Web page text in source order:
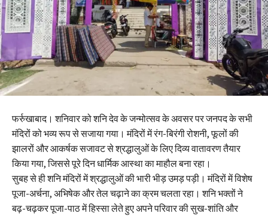
फर्रुखाबाद। शनिवार को शनि देव के जन्मोत्सव के अवसर पर जनपद के सभी
मंदिरों को भव्य रूप से सजाया गया। मंदिरों में रंग-बिरंगी रोशनी, फूलों की
झालरों और आकर्षक सजावट से श्रद्धालुओं के लिए दिव्य वातावरण तैयार
किया गया, जिससे पूरे दिन धार्मिक आस्था का माहौल बना रहा।
सुबह से ही शनि मंदिरों में श्रद्धालुओं की भारी भीड़ उमड़ पड़ी। मंदिरों में विशेष
पूजा-अर्चना, अभिषेक और तेल चढ़ाने का क्रम चलता रहा। शनि भक्तों ने
बढ़-चढ़कर पूजा-पाठ में हिस्सा लेते हुए अपने परिवार की सुख-शांति और